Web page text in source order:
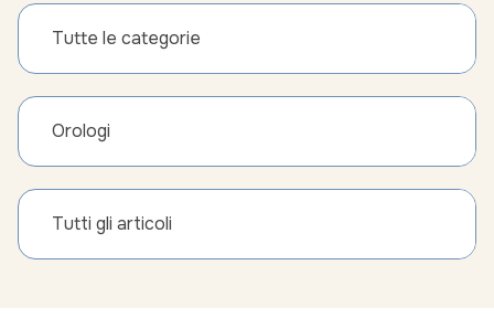
Tutte le categorie
Orologi
Tutti gli articoli